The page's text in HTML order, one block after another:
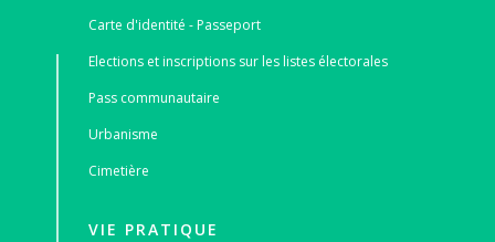
Carte d'identité - Passeport
Elections et inscriptions sur les listes électorales
Pass communautaire
Urbanisme
Cimetière
VIE PRATIQUE